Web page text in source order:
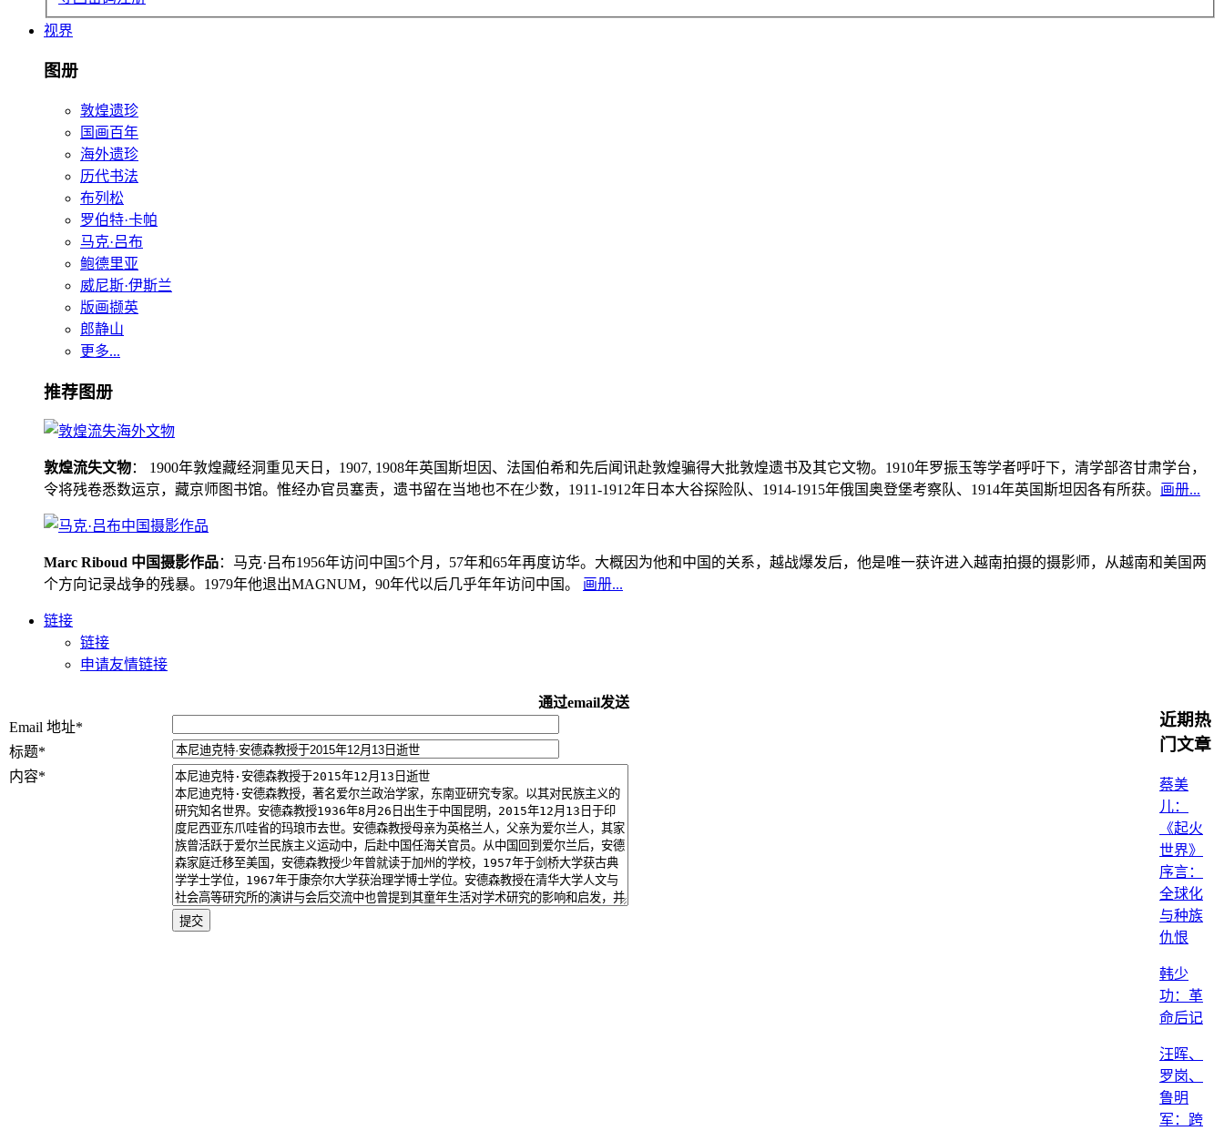
视界
图册
敦煌遗珍
国画百年
海外遗珍
历代书法
布列松
罗伯特·卡帕
马克·吕布
鲍德里亚
威尼斯·伊斯兰
版画撷英
郎静山
更多...
推荐图册
敦煌流失文物： 1900年敦煌藏经洞重见天日，1907, 1908年英国斯坦因、法国伯希和先后闻讯赴敦煌骗得大批敦煌遗书及其它文物。1910年罗振玉等学者呼吁下，清学部咨甘肃学台，
令将残卷悉数运京，藏京师图书馆。惟经办官员塞责，遗书留在当地也不在少数，1911-1912年日本大谷探险队、1914-1915年俄国奥登堡考察队、1914年英国斯坦因各有所获。 画册...
Marc Riboud 中国摄影作品：马克·吕布1956年访问中国5个月，57年和65年再度访华。大概因为他和中国的关系，越战爆发后，他是唯一获许进入越南拍摄的摄影师，从越南和美国两
个方向记录战争的残暴。1979年他退出MAGNUM，90年代以后几乎年年访问中国。 画册...
链接
链接
申请友情链接
通过email发送
Email 地址*
标题*
内容*
近期热
门文章
蔡美
儿：
《起火
世界》
序言：
全球化
与种族
仇恨
韩少
功：革
命后记
汪晖、
罗岗、
鲁明
军：跨